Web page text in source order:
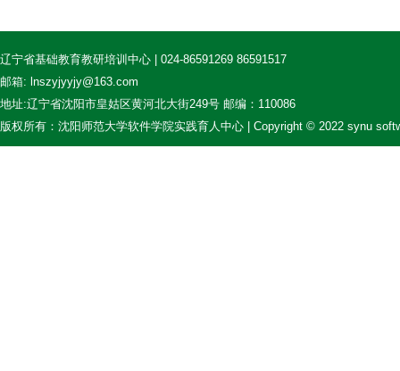
辽宁省基础教育教研培训中心 | 024-86591269 86591517
邮箱: lnszyjyyjy@163.com
地址:辽宁省沈阳市皇姑区黄河北大街249号 邮编：110086
版权所有：沈阳师范大学软件学院实践育人中心 | Copyright © 2022 synu